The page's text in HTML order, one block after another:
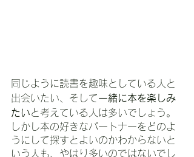
同じように読書を趣味としている人と
出会いたい、そして一緒に本を楽しみ
たいと考えている人は多いでしょう。
しかし本の好きなパートナーをどのよ
うにして探すとよいのかわからないと
いう人も、やはり多いのではないでし